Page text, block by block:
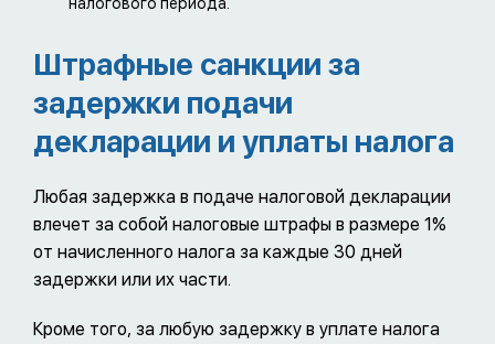
Штрафные санкции за
задержки подачи
декларации и уплаты налога
Любая задержка в подаче налоговой декларации
влечет за собой налоговые штрафы в размере 1%
от начисленного налога за каждые 30 дней
задержки или их части.
Кроме того, за любую задержку в уплате налога